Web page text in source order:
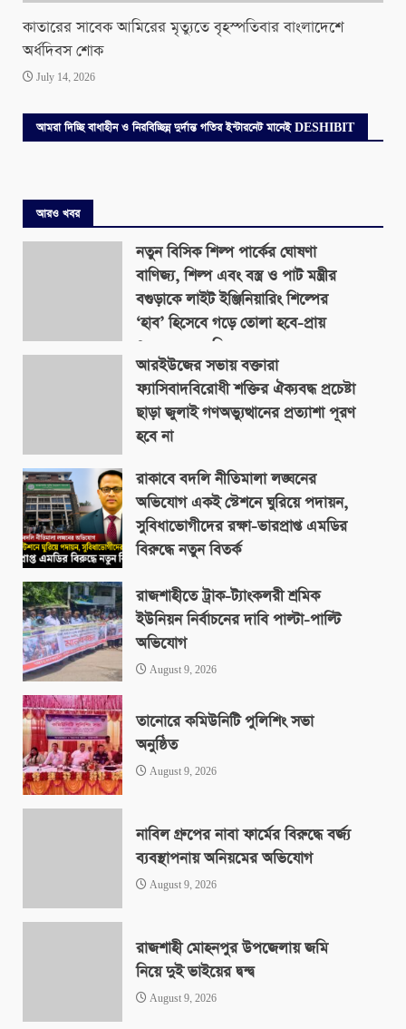
কাতারের সাবেক আমিরের মৃত্যুতে বৃহস্পতিবার বাংলাদেশে
অর্ধদিবস শোক
July 14, 2026
আমরা দিচ্ছি বাধাহীন ও নিরবিচ্ছিন্ন দুর্দান্ত গতির ইন্টারনেট মানেই DESHIBIT
আরও খবর
নতুন বিসিক শিল্প পার্কের ঘোষণা
বাণিজ্য, শিল্প এবং বস্ত্র ও পাট মন্ত্রীর
বগুড়াকে লাইট ইঞ্জিনিয়ারিং শিল্পের
‘হাব’ হিসেবে গড়ে তোলা হবে-প্রায়
৪০০ একর জমিতে
August 9, 2026
আরইউজের সভায় বক্তারা
ফ্যাসিবাদবিরোধী শক্তির ঐক্যবদ্ধ প্রচেষ্টা
ছাড়া জুলাই গণঅভ্যুত্থানের প্রত্যাশা পূরণ
হবে না
রাকাবে বদলি নীতিমালা লঙ্ঘনের
অভিযোগ একই স্টেশনে ঘুরিয়ে পদায়ন,
সুবিধাভোগীদের রক্ষা-ভারপ্রাপ্ত এমডির
বিরুদ্ধে নতুন বিতর্ক
রাজশাহীতে ট্রাক-ট্যাংকলরী শ্রমিক
ইউনিয়ন নির্বাচনের দাবি পাল্টা-পাল্টি
অভিযোগ
August 9, 2026
তানোরে কমিউনিটি পুলিশিং সভা
অনুষ্ঠিত
August 9, 2026
নাবিল গ্রুপের নাবা ফার্মের বিরুদ্ধে বর্জ্য
ব্যবস্থাপনায় অনিয়মের অভিযোগ
August 9, 2026
রাজশাহী মোহনপুর উপজেলায় জমি
নিয়ে দুই ভাইয়ের দ্বন্দ্ব
August 9, 2026